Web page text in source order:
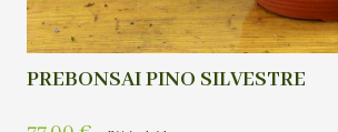
PREBONSAI PINO SILVESTRE